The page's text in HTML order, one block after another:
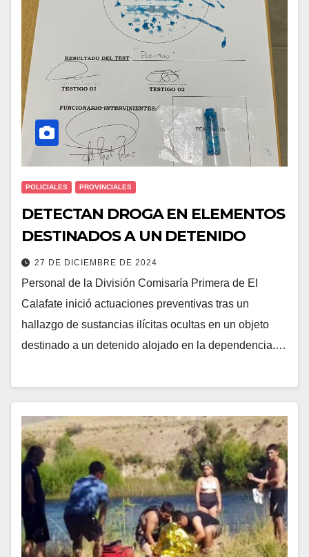
POLICIALES PROVINCIALES
DETECTAN DROGA EN ELEMENTOS
DESTINADOS A UN DETENIDO
27 DE DICIEMBRE DE 2024
Personal de la División Comisaría Primera de El
Calafate inició actuaciones preventivas tras un
hallazgo de sustancias ilícitas ocultas en un objeto
destinado a un detenido alojado en la dependencia.…